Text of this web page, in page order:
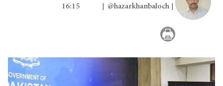
@hazarkhanbaloch
16:15